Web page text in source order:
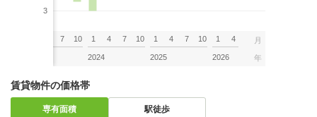
3
7 10 1 4 7 10
2024
1 4 7 10
2025
1 4
2026
月
年
賃貸物件の価格帯
専有面積 駅徒歩